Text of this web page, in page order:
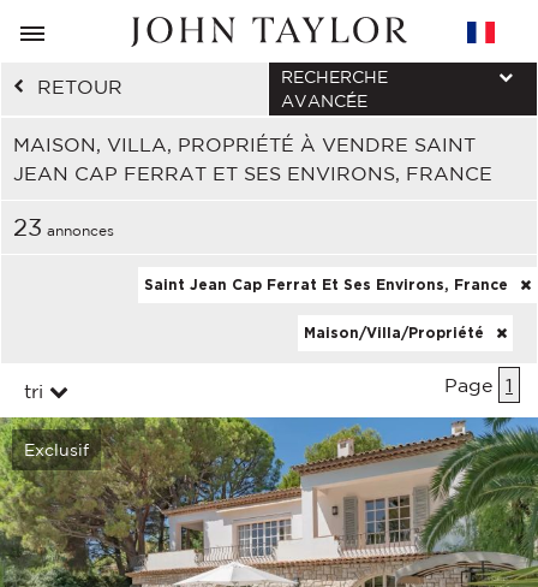
RETOUR
MAISON, VILLA, PROPRIÉTÉ À VENDRE SAINT
JEAN CAP FERRAT ET SES ENVIRONS, FRANCE
RECHERCHE
AVANCÉE
23 annonces
Saint Jean Cap Ferrat Et Ses Environs, France
Maison/Villa/Propriété
tri Page 1
Exclusif